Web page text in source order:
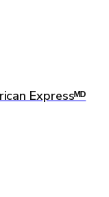
Expressᴹᴰ